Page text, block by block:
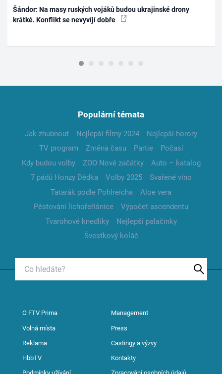
Šándor: Na masy ruských vojáků budou ukrajinské drony
krátké. Konflikt se nevyvíjí dobře
Populární témata
Jak zhubnout Nejlepší filmy 2024
Nejlepší horory
TV program
Změna času Partie
Počasí
Kdy budou volby
ZOO Nové začátky
Auto – katalog
7 pádů Honzy Dědka
Volby 2025
Svařené víno
Tatarák podle Pohlreicha
Aloe vera
Pěstování lichořeřišnice
Výpočet ascendentu
Tvarohové knedlíky
Nejlepší palačinky
Švestkový koláč
O FTV Prima Management
Volná místa Press
Reklama Castingy a výzvy
HbbTV Kontakty